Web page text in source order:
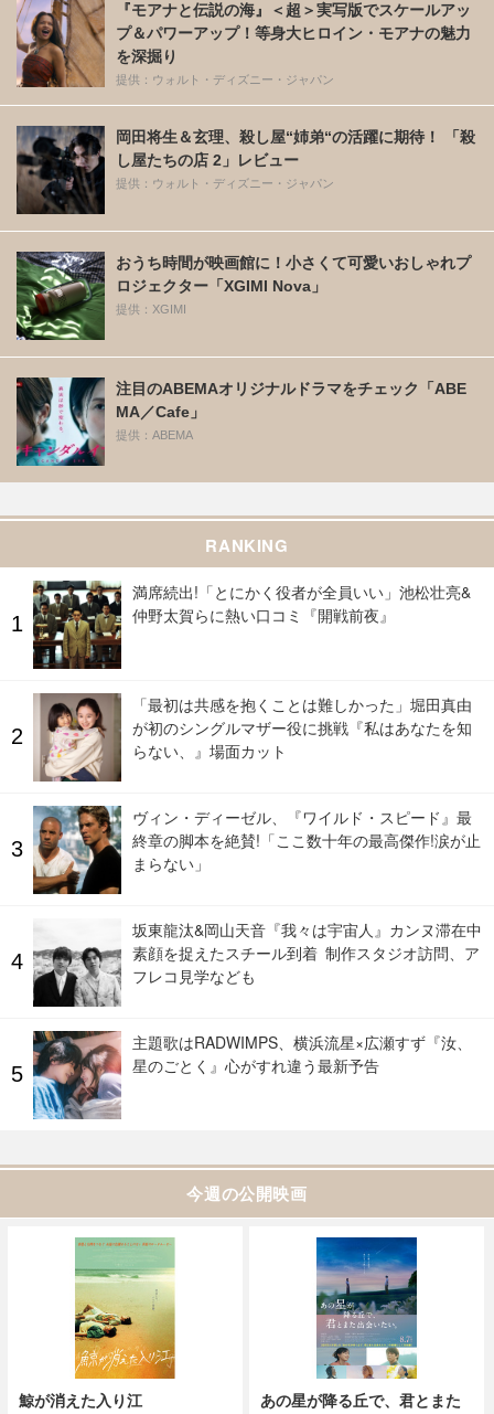
『モアナと伝説の海』＜超＞実写版でスケールアッ
プ＆パワーアップ！等身大ヒロイン・モアナの魅力
を深掘り
提供：ウォルト・ディズニー・ジャパン
岡田将生＆玄理、殺し屋“姉弟“の活躍に期待！ 「殺
し屋たちの店 2」レビュー
提供：ウォルト・ディズニー・ジャパン
おうち時間が映画館に！小さくて可愛いおしゃれプ
ロジェクター「XGIMI Nova」
提供：XGIMI
注目のABEMAオリジナルドラマをチェック「ABE
MA／Cafe」
提供：ABEMA
RANKING
満席続出!「とにかく役者が全員いい」池松壮亮&
仲野太賀らに熱い口コミ『開戦前夜』
「最初は共感を抱くことは難しかった」堀田真由
が初のシングルマザー役に挑戦『私はあなたを知
らない、』場面カット
ヴィン・ディーゼル、『ワイルド・スピード』最
終章の脚本を絶賛!「ここ数十年の最高傑作!涙が止
まらない」
坂東龍汰&岡山天音『我々は宇宙人』カンヌ滞在中
素顔を捉えたスチール到着 制作スタジオ訪問、ア
フレコ見学なども
主題歌はRADWIMPS、横浜流星×広瀬すず『汝、
星のごとく』心がすれ違う最新予告
今週の公開映画
鯨が消えた入り江
あの星が降る丘で、君とまた